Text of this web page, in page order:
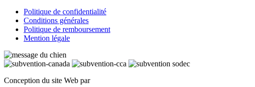
Politique de confidentialité
Conditions générales
Politique de remboursement
Mention légale
Conception du site Web par